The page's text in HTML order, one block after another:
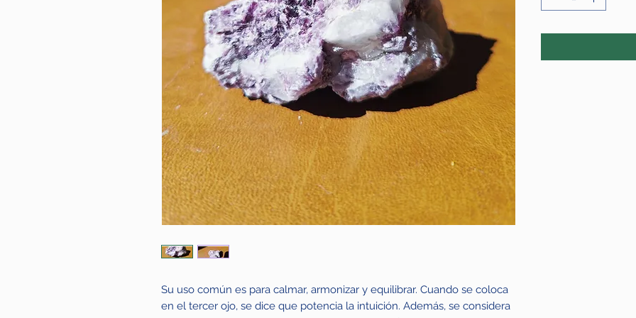
Su uso común es para calmar, armonizar y equilibrar. Cuando se coloca
en el tercer ojo, se dice que potencia la intuición. Además, se considera